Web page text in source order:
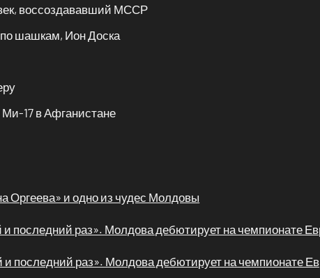
воссоздававший МССР
по шашкам, Ион Доска
17 в Афганистане
Оргеева» и одно из чудес Молдовы
и последний раз». Молдова дебютирует на чемпионате
и последний раз». Молдова дебютирует на чемпионате